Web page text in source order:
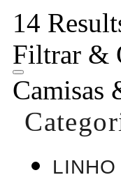
14
Filtrar &
Camisas